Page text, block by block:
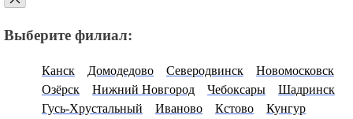
Выберите филиал:
Канск Домодедово Северодвинск
Новомосковск
Озёрск
Нижний Новгород Чебоксары
Шадринск
Гусь-Хрустальный
Иваново Кстово
Кунгур